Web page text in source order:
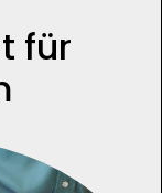
für